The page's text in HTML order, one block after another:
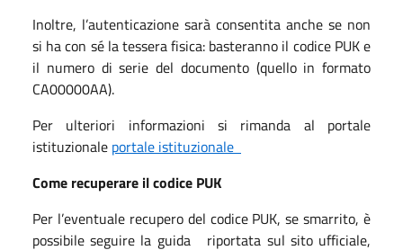
Inoltre, l’autenticazione sarà consentita anche se non
si ha con sé la tessera fisica: basteranno il codice PUK e
il numero di serie del documento (quello in formato
CA00000AA).
Per ulteriori informazioni si rimanda al portale
istituzionale portale istituzionale
Come recuperare il codice PUK
Per l’eventuale recupero del codice PUK, se smarrito, è
possibile seguire la guida riportata sul sito ufficiale,